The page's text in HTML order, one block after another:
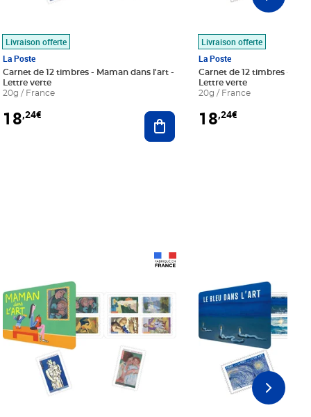
au panier
Livraison offerte
La Poste
Carnet de 12 timbres - Maman dans l'art -
Lettre verte
20g / France
18,24€ Ajouter au panier
Livraison offerte
La Poste
Carnet de 12 timbres - Le
Lettre verte
20g / France
18,24€